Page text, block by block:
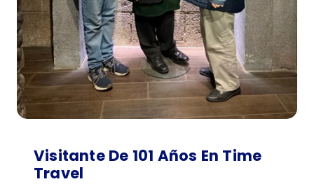
Visitante De 101 Años En Time
Travel